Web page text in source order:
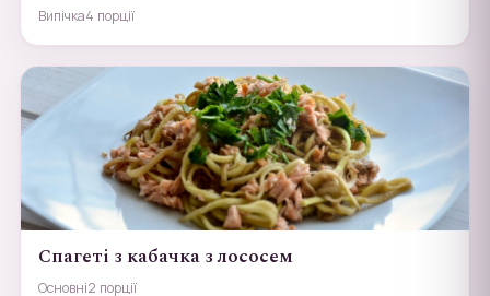
Випічка4 порції
Спагеті з кабачка з лососем
Основні2 порції